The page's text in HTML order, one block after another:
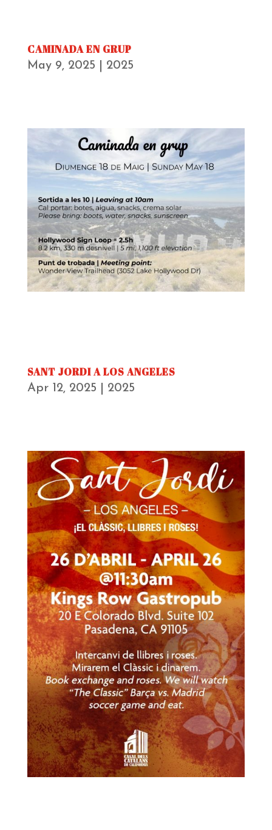
CAMINADA EN GRUP
May 9, 2025 2025
SANT JORDI A LOS ANGELES
Apr 12, 2025 2025